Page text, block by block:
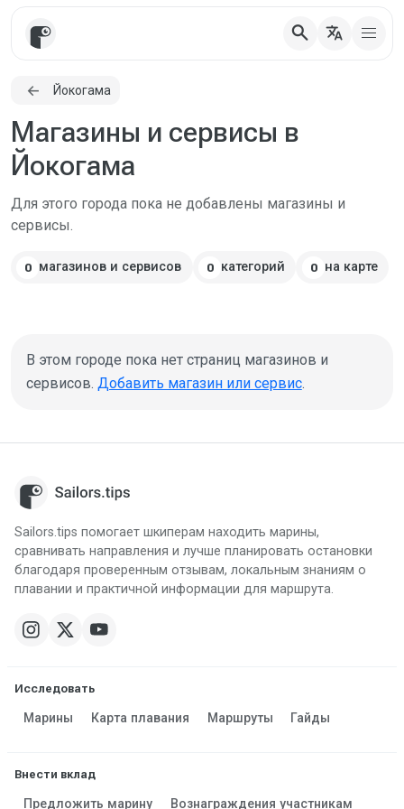
search translate
Йокогама
Магазины и сервисы в
Йокогама
Для этого города пока не добавлены магазины и
сервисы.
0 магазинов и сервисов 0 категорий 0 на карте
В этом городе пока нет страниц магазинов и
сервисов. Добавить магазин или сервис.
Sailors.tips помогает шкиперам находить марины,
сравнивать направления и лучше планировать остановки
благодаря проверенным отзывам, локальным знаниям о
плавании и практичной информации для маршрута.
Исследовать
Марины Карта плавания Маршруты Гайды
Внести вклад
Предложить марину Вознаграждения участникам